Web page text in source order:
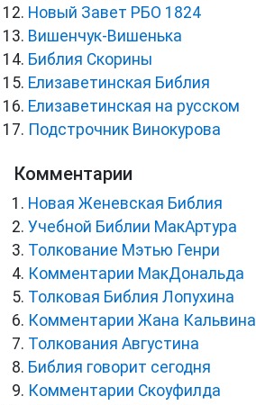
Новый Завет РБО 1824
Вишенчук-Вишенька
Библия Скорины
Елизаветинская Библия
Елизаветинская на русском
Подстрочник Винокурова
Комментарии
Новая Женевская Библия
Учебной Библии МакАртура
Толкование Мэтью Генри
Комментарии МакДональда
Толковая Библия Лопухина
Комментарии Жана Кальвина
Толкования Августина
Библия говорит сегодня
Комментарии Скоуфилда